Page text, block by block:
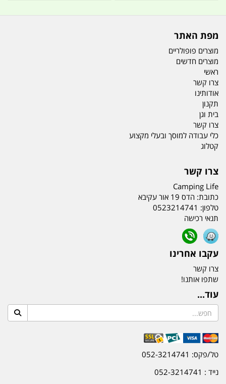
מפת האתר
מוצרים פופולריים
מוצרים חדשים
ראשי
צרו קשר
אודותינו
תקנון
בית וגן
צרו קשר
כלי עבודה למוסך ובעלי מקצוע
קטלוג
צרו קשר
Camping Life
כתובת: הדס 19 אור עקיבא
טלפון: 0523214741
תנאי רכישה
עקבו אחרינו
צרו קשר
שתפו אותנו!
עוד...
טל/פקס: 052-3214741
נייד : 052-3214741